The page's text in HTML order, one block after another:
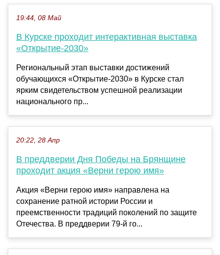
19:44, 08 Май
В Курске проходит интерактивная выставка
«Открытие-2030»
Региональный этап выставки достижений
обучающихся «Открытие-2030» в Курске стал
ярким свидетельством успешной реализации
национального пр...
20:22, 28 Апр
В преддверии Дня Победы на Брянщине
проходит акция «Верни герою имя»
Акция «Верни герою имя» направлена на
сохранение ратной истории России и
преемственности традиций поколений по защите
Отечества. В преддверии 79-й го...